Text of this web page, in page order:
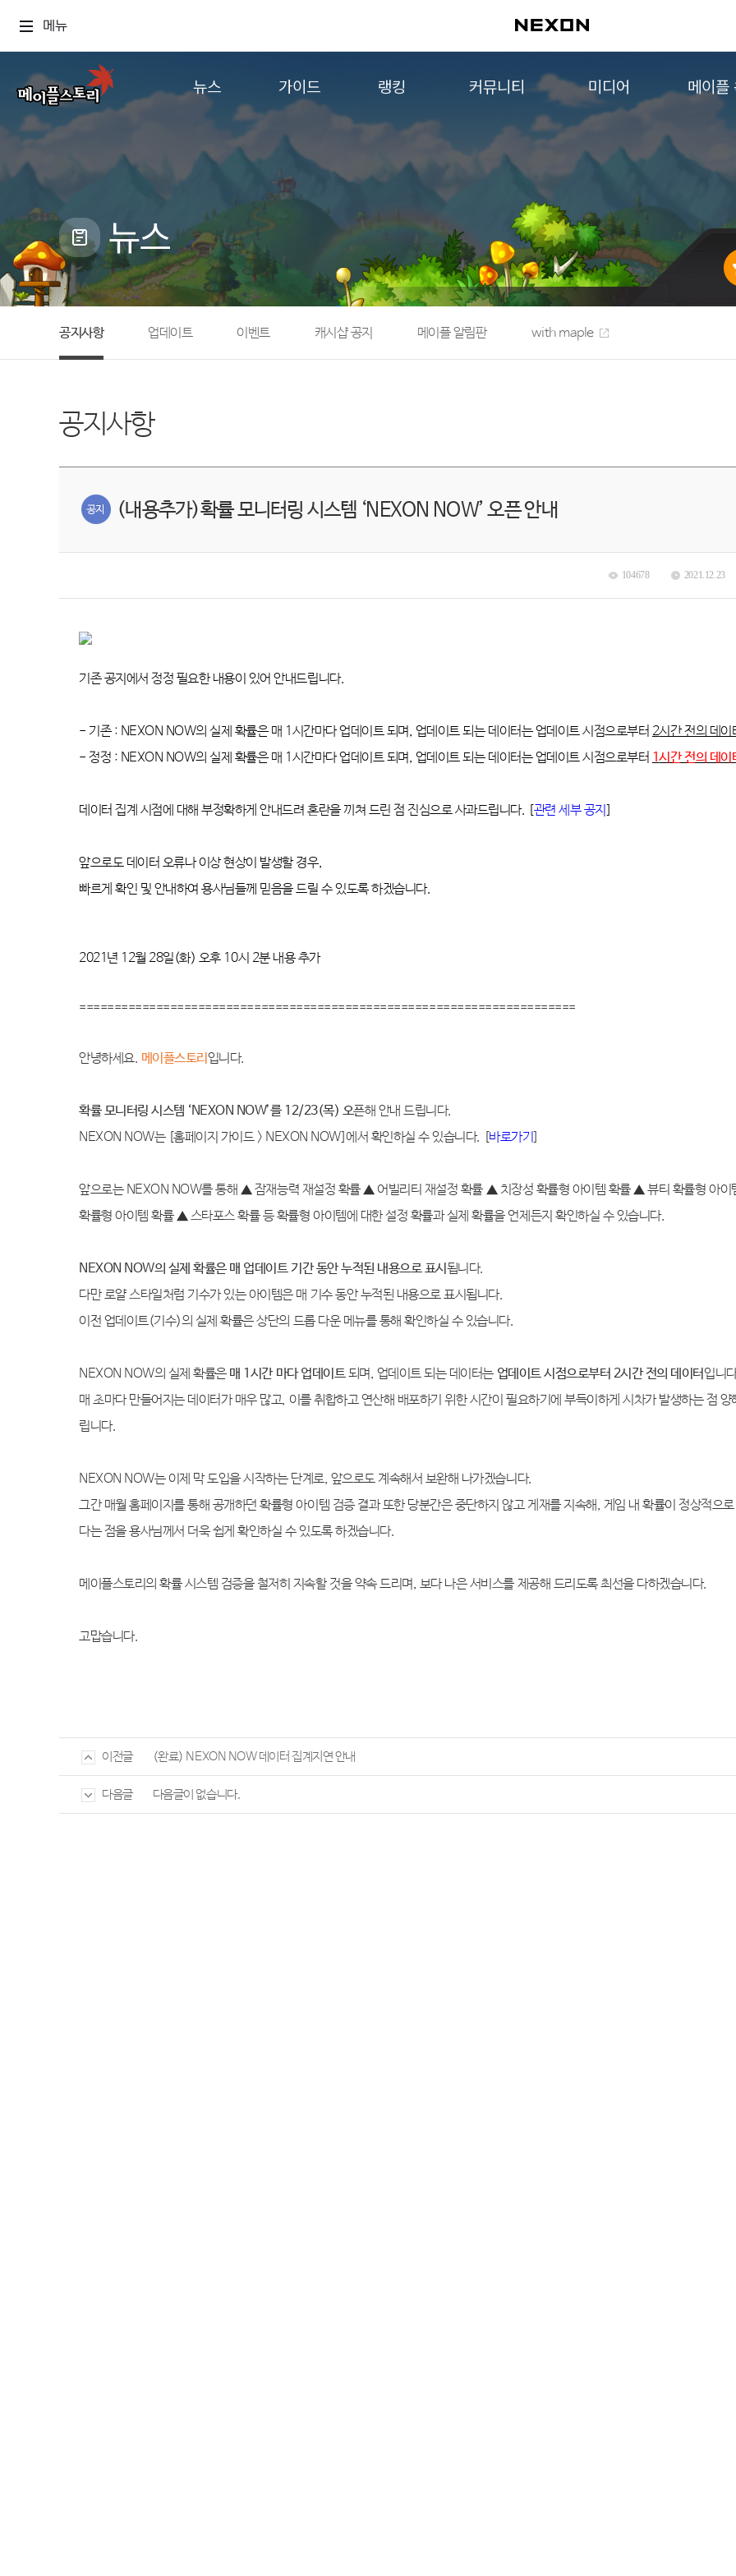
메뉴
뉴스
공지사항
업데이트
캐시샵 공지
메이플 알림판
with maple
가이드
게임정보
직업소개
확률형 아이템
NEXON NOW
랭킹
컨텐츠 랭킹
커뮤니티
자유게시판
메이플 아트
메이플스토리 파트너스
AI Style Finder
미니게임
커뮤니티 아카이브
미디어
영상
메이플
뉴스
공지사항 업데이트 이벤트 캐시샵 공지 메이플 알림판 with maple
공지사항
(내용추가)확률 모니터링 시스템 ‘NEXON NOW’ 오픈 안내
104678 2021.12.23
기존 공지에서 정정 필요한 내용이 있어 안내드립니다.
-기존: NEXON NOW의 실제 확률은 매 1시간마다 업데이트 되며, 업데이트 되는 데이터는 업데이트 시점으로부터 2시간 전의 데이
-정정 : NEXON NOW의 실제 확률은 매 1시간마다 업데이트 되며, 업데이트 되는 데이터는 업데이트 시점으로부터 1시간 전의 데이
데이터 집계 시점에 대해 부정확하게 안내드려 혼란을 끼쳐 드린 점 진심으로 사과드립니다. [관련 세부 공지 ]
앞으로도 데이터 오류나 이상 현상이 발생할 경우,
빠르게 확인 및 안내하여 용사님들께 믿음을 드릴 수 있도록 하겠습니다.
2021년 12월 28일(화) 오후10시 2분 내용 추가
=======================================================================
안녕하세요. 메이플스토리 입니다.
확률 모니터링 시스템 ‘NEXON NOW’를12/23(목) 오픈해 안내 드립니다.
NEXON NOW는 [홈페이지 가이드 > NEXON NOW]에서 확인하실 수 있습니다. [바로가기]
앞으로는NEXON NOW를 통해 ▲잠재능력 재설정 확률▲ 어빌리티 재설정 확률▲ 치장성 확률형 아이템 확률▲뷰티 확률형 아이
확률형 아이템 확률▲스타포스 확률 등 확률형 아이템에 대한 설정 확률과 실제 확률을 언제든지 확인하실 수 있습니다.
NEXON NOW의 실제 확률은 매 업데이트 기간 동안 누적된 내용으로 표시 됩니다.
다만 로얄 스타일처럼 기수가 있는 아이템은 매 기수 동안 누적된 내용으로 표시됩니다.
이전 업데이트(기수)의 실제 확률은 상단의 드롭 다운 메뉴를 통해 확인하실 수 있습니다.
NEXON NOW의 실제 확률은 매 1시간 마다 업데이트되며, 업데이트 되는 데이터는 업데이트 시점으로부터 2시간 전의 데이터입니
매 초마다 만들어지는 데이터가 매우 많고, 이를 취합하고 연산해 배포하기 위한 시간이 필요하기에 부득이하게 시차가 발생하는 점 양
립니다.
NEXON NOW는 이제 막 도입을 시작하는 단계로, 앞으로도 계속해서 보완해 나가겠습니다.
그간 매월 홈페이지를 통해 공개하던 확률형 아이템 검증 결과 또한 당분간은 중단하지 않고 게재를 지속해, 게임 내 확률이 정상적으
다는 점을 용사님께서 더욱 쉽게 확인하실 수 있도록 하겠습니다.
메이플스토리의 확률 시스템 검증을 철저히 지속할 것을 약속 드리며, 보다 나은 서비스를 제공해 드리도록 최선을 다하겠습니다.
고맙습니다.
이전글 (완료) NEXON NOW 데이터 집계지연 안내
다음글 다음글이 없습니다.